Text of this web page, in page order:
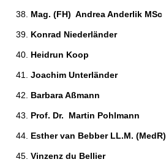
Mag. (FH)  Andrea Anderlik MSc
Konrad Niederländer
Heidrun Koop
Joachim Unterländer
Barbara Aßmann
Prof. Dr.  Martin Pohlmann
Esther van Bebber LL.M. (MedR)
Vinzenz du Bellier